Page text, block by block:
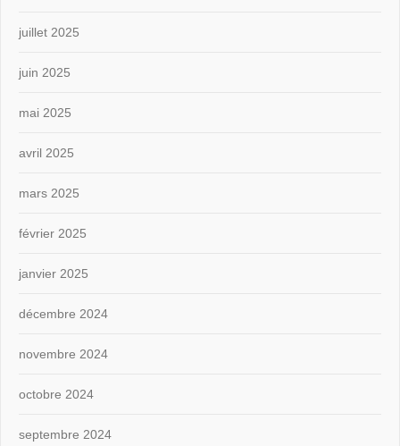
juillet 2025
juin 2025
mai 2025
avril 2025
mars 2025
février 2025
janvier 2025
décembre 2024
novembre 2024
octobre 2024
septembre 2024